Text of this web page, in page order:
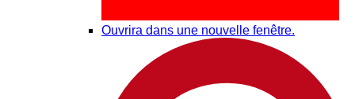
Ouvrira dans une nouvelle fenêtre.